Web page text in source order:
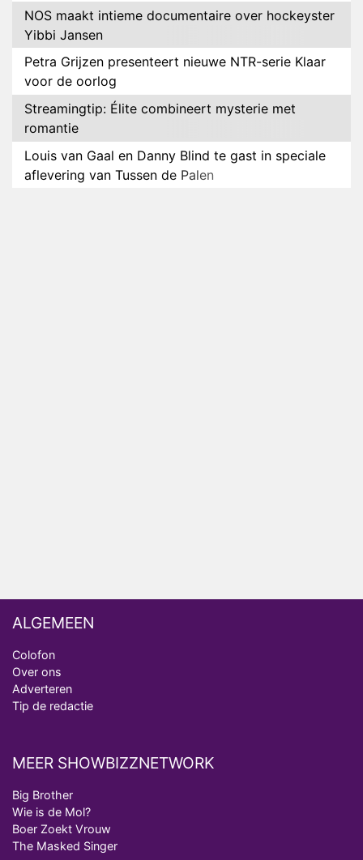
NOS maakt intieme documentaire over hockeyster
Yibbi Jansen
Petra Grijzen presenteert nieuwe NTR-serie Klaar
voor de oorlog
Streamingtip: Élite combineert mysterie met
romantie
Louis van Gaal en Danny Blind te gast in speciale
aflevering van Tussen de Palen
ALGEMEEN
Colofon
Over ons
Adverteren
Tip de redactie
MEER SHOWBIZZNETWORK
Big Brother
Wie is de Mol?
Boer Zoekt Vrouw
The Masked Singer